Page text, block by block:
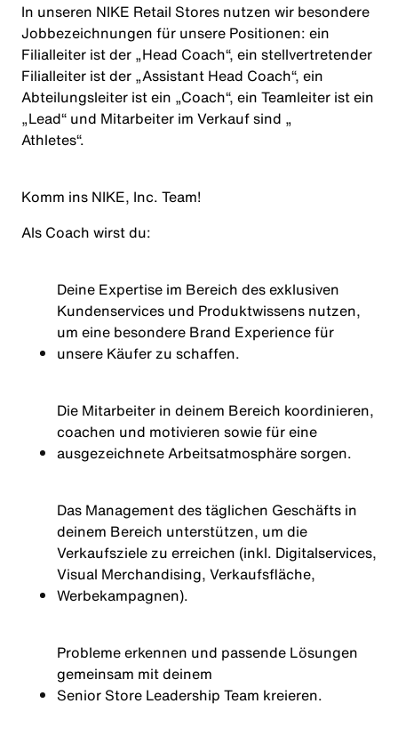
In unseren NIKE Retail Stores nutzen wir besondere
Jobbezeichnungen für unsere Positionen: ein
Filialleiter ist der „Head Coach“, ein stellvertretender
Filialleiter ist der „Assistant Head Coach“, ein
Abteilungsleiter ist ein „Coach“, ein Teamleiter ist ein
„Lead“ und Mitarbeiter im Verkauf sind „
Athletes“.
Komm ins NIKE, Inc. Team!
Als Coach wirstdu:
Deine Expertise im Bereich des exklusiven
Kundenservices und Produktwissens nutzen,
um eine besondere Brand Experience für
unsere Käufer zu schaffen.
Die Mitarbeiter in deinem Bereich koordinieren,
coachen und motivieren sowie für eine
ausgezeichnete Arbeitsatmosphäre sorgen.
Das Management des täglichen Geschäfts in
deinem Bereich unterstützen, um die
Verkaufsziele zu erreichen (inkl. Digitalservices,
Visual Merchandising, Verkaufsfläche,
Werbekampagnen).
Probleme erkennen und passende Lösungen
gemeinsam mit deinem
SeniorStore Leadership Team kreieren.